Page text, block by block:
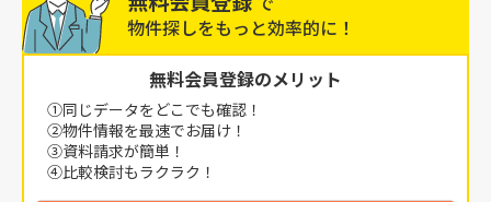
物件探しをもっと効率的に！
無料会員登録のメリット
①同じデータをどこでも確認！
②物件情報を最速でお届け！
③資料請求が簡単！
④比較検討もラクラク！